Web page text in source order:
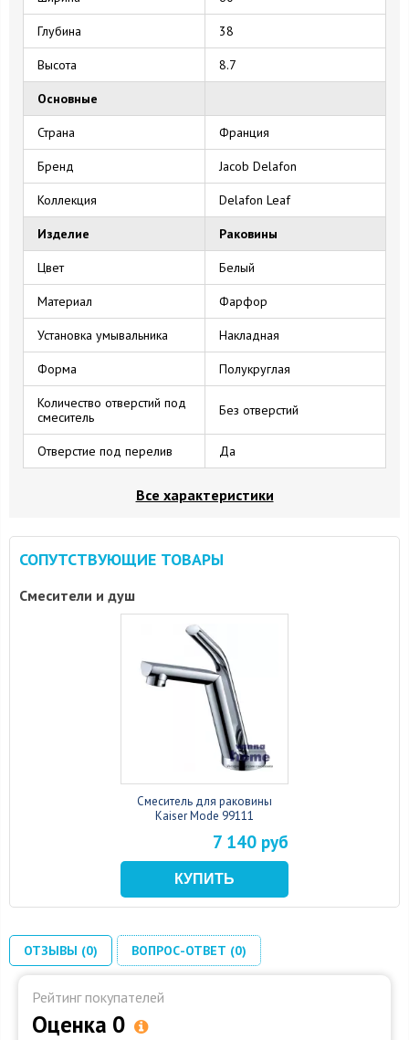
Глубина 38
Высота 8.7
Основные
Страна Франция
Бренд Jacob Delafon
Коллекция Delafon Leaf
Изделие Раковины
Цвет Белый
Материал Фарфор
Установка умывальника Накладная
Форма Полукруглая
Количество отверстий под
смеситель
Без отверстий
Отверстие под перелив Да
Все характеристики
СОПУТСТВУЮЩИЕ ТОВАРЫ
Смесители и душ
Смеситель для раковины
Kaiser Mode 99111
7 140 руб
ОТЗЫВЫ (0) ВОПРОС-ОТВЕТ (0)
Рейтинг покупателей
Оценка 0